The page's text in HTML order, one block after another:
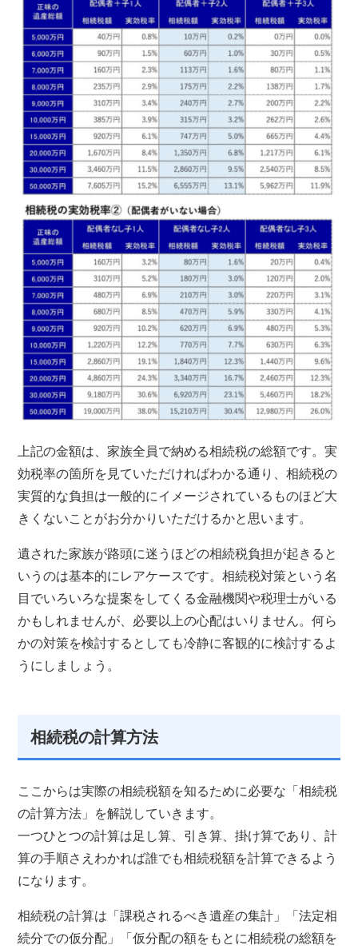
上記の金額は、家族全員で納める相続税の総額です。実
効税率の箇所を見ていただければわかる通り、相続税の
実質的な負担は一般的にイメージされているものほど大
きくないことがお分かりいただけるかと思います。
遺された家族が路頭に迷うほどの相続税負担が起きると
いうのは基本的にレアケースです。相続税対策という名
目でいろいろな提案をしてくる金融機関や税理士がいる
かもしれませんが、必要以上の心配はいりません。何ら
かの対策を検討するとしても冷静に客観的に検討するよ
うにしましょう。
相続税の計算方法
ここからは実際の相続税額を知るために必要な「相続税
の計算方法」を解説していきます。
一つひとつの計算は足し算、引き算、掛け算であり、計
算の手順さえわかれば誰でも相続税額を計算できるよう
になります。
相続税の計算は「課税されるべき遺産の集計」「法定相
続分での仮分配」「仮分配の額をもとに相続税の総額を